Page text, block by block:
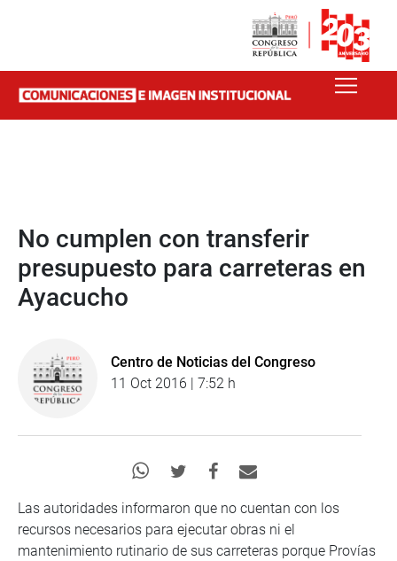
No cumplen con transferir
presupuesto para carreteras en
Ayacucho
Centro de Noticias del Congreso
11 Oct 2016 | 7:52 h
Las autoridades informaron que no cuentan con los
recursos necesarios para ejecutar obras ni el
mantenimiento rutinario de sus carreteras porque Provías